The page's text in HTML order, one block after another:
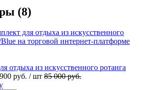
(8)
отдыха из искусственного ротанга
руб. / шт 85 000 руб.